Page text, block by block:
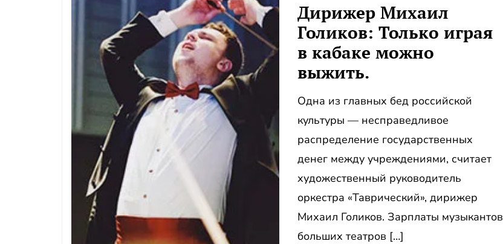
Дирижер Михаил
Голиков: Только играя
в кабаке можно
выжить.
Одна из главных бед российской
культуры — несправедливое
распределение государственных
денег между учреждениями, считает
художественный руководитель
оркестра «Таврический», дирижер
Михаил Голиков. Зарплаты музыкантов
больших театров […]